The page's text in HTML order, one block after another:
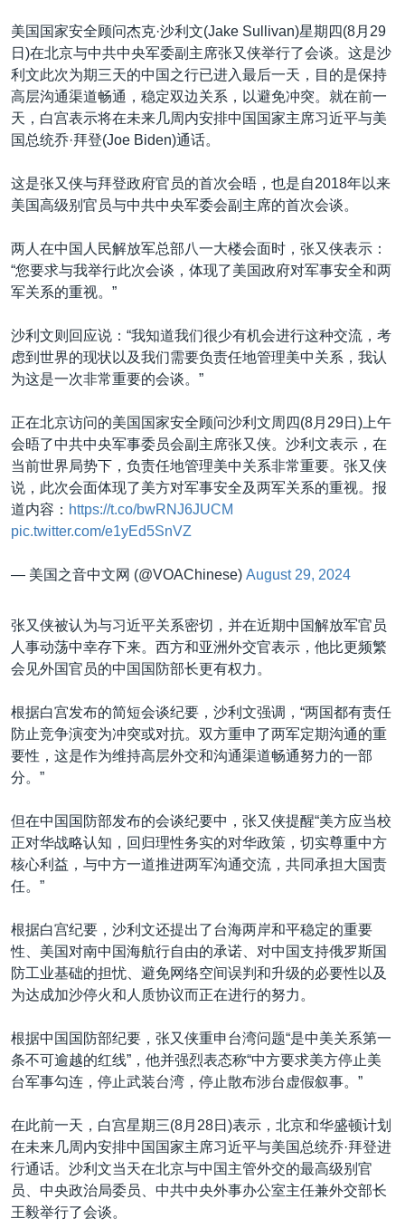
台海两岸关系
南中国海争端
关注西藏
关注新疆
GEN Z 看美国
其他语言网站
美国国家安全顾问杰克·沙利文(Jake Sullivan)星期四(8月29
日)在北京与中共中央军委副主席张又侠举行了会谈。这是沙
利文此次为期三天的中国之行已进入最后一天，目的是保持
高层沟通渠道畅通，稳定双边关系，以避免冲突。就在前一
天，白宫表示将在未来几周内安排中国国家主席习近平与美
国总统乔·拜登(Joe Biden)通话。
这是张又侠与拜登政府官员的首次会晤，也是自2018年以来
美国高级别官员与中共中央军委会副主席的首次会谈。
两人在中国人民解放军总部八一大楼会面时，张又侠表示：
“您要求与我举行此次会谈，体现了美国政府对军事安全和两
军关系的重视。”
沙利文则回应说：“我知道我们很少有机会进行这种交流，考
虑到世界的现状以及我们需要负责任地管理美中关系，我认
为这是一次非常重要的会谈。”
正在北京访问的美国国家安全顾问沙利文周四(8月29日)上午
会晤了中共中央军事委员会副主席张又侠。沙利文表示，在
当前世界局势下，负责任地管理美中关系非常重要。张又侠
说，此次会面体现了美方对军事安全及两军关系的重视。报
道内容： https://t.co/bwRNJ6JUCM
pic.twitter.com/e1yEd5SnVZ
— 美国之音中文网 (@VOAChinese) August 29, 2024
张又侠被认为与习近平关系密切，并在近期中国解放军官员
人事动荡中幸存下来。西方和亚洲外交官表示，他比更频繁
会见外国官员的中国国防部长更有权力。
根据白宫发布的简短会谈纪要，沙利文强调，“两国都有责任
防止竞争演变为冲突或对抗。双方重申了两军定期沟通的重
要性，这是作为维持高层外交和沟通渠道畅通努力的一部
分。”
但在中国国防部发布的会谈纪要中，张又侠提醒“美方应当校
正对华战略认知，回归理性务实的对华政策，切实尊重中方
核心利益，与中方一道推进两军沟通交流，共同承担大国责
任。”
根据白宫纪要，沙利文还提出了台海两岸和平稳定的重要
性、美国对南中国海航行自由的承诺、对中国支持俄罗斯国
防工业基础的担忧、避免网络空间误判和升级的必要性以及
为达成加沙停火和人质协议而正在进行的努力。
根据中国国防部纪要，张又侠重申台湾问题“是中美关系第一
条不可逾越的红线”，他并强烈表态称“中方要求美方停止美
台军事勾连，停止武装台湾，停止散布涉台虚假叙事。”
在此前一天，白宫星期三(8月28日)表示，北京和华盛顿计划
在未来几周内安排中国国家主席习近平与美国总统乔·拜登进
行通话。沙利文当天在北京与中国主管外交的最高级别官
员、中央政治局委员、中共中央外事办公室主任兼外交部长
王毅举行了会谈。